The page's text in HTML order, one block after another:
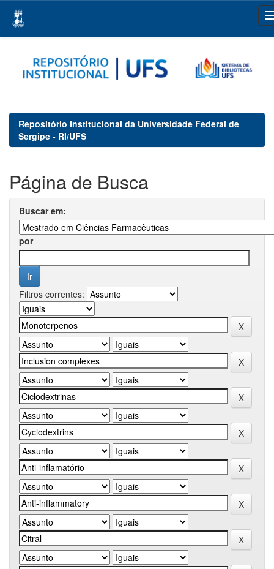
navigation
Repositório Institucional da Universidade Federal de
Sergipe - RI/UFS
Página de Busca
Buscar em:
por
Filtros correntes: